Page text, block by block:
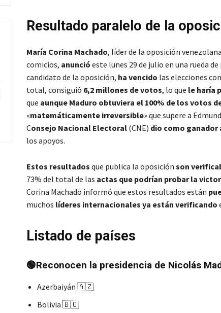
Resultado paralelo de la
María Corina Machado, líder de la oposición
comicios, anunció este lunes 29 de julio en una rueda de
candidato de la oposición, ha vencido las elecciones
total, consiguió 6,2 millones de votos, lo que le haría
que aunque Maduro obtuviera el 100% de los votos
«matemáticamente irreversible» que supere a
Consejo Nacional Electoral(CNE) dio como ganador
los apoyos.
Estos resultados que publica la oposición son
73% del total de las actas que podrían probar la
Corina Machado informó que estos resultados están
muchos líderes internacionales ya están verificando
Listado de países
🟢Reconocen la presidencia de Nicolás
Azerbaiyán 🇦🇿
Bolivia 🇧🇴